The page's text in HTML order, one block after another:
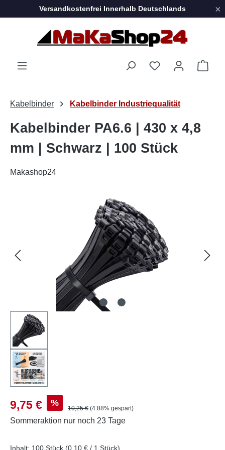
Zum Hauptinhalt springen
Versandkostenfrei Innerhalb Deutschlands ×
Kabelbinder Kabelbinder Industriequalität
Kabelbinder PA6.6 | 430 x 4,8
mm | Schwarz | 100 Stück
Makashop24
Bildergalerie überspringen
Verkaufspreis:
9,75 € % Regulärer Preis:
10,25 € (4.88% gespart)
Sommeraktion nur noch 23 Tage
Inhalt: 100 Stück (0,10 € / 1 Stück)